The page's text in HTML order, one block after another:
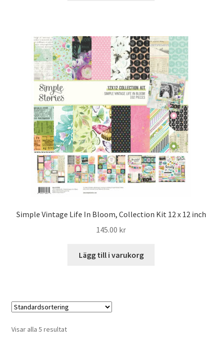
Simple Vintage Life In Bloom, Collection Kit 12 x 12 inch
145.00 kr
Lägg till i varukorg
Visar alla 5 resultat